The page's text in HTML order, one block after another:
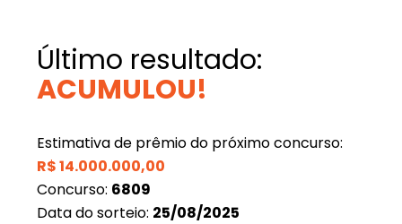
Último resultado:
ACUMULOU!
Estimativa de prêmio do próximo concurso:
R$14.000.000,00
Concurso: 6809
Data do sorteio: 25/08/2025